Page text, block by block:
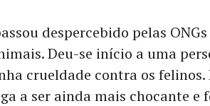
despercebido pelas
Deu-se início a uma
crueldade contra os felinos.
a ser ainda mais chocante e